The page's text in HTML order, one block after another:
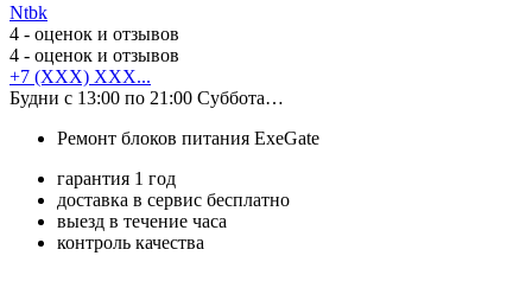
Ntbk
4 - оценок и отзывов
4 - оценок и отзывов
+7 (XXX) XXX...
Будни с 13:00 по 21:00 Суббота…
Ремонт блоков питания ExeGate
гарантия 1 год
доставка в сервис бесплатно
выезд в течение часа
контроль качества